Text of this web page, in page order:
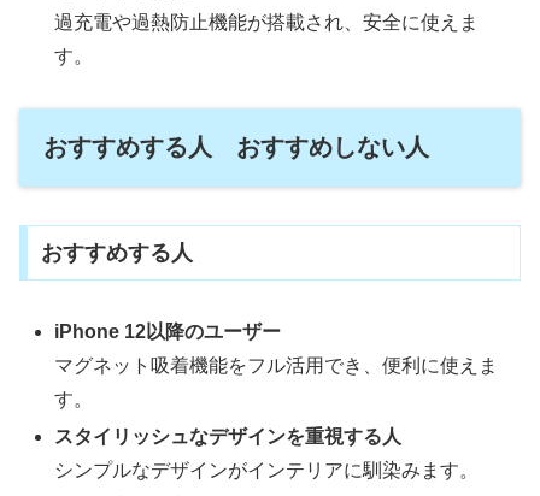
過充電や過熱防止機能が搭載され、安全に使えま
す。
おすすめする人 おすすめしない人
おすすめする人
iPhone 12以降のユーザー
マグネット吸着機能をフル活用でき、便利に使えま
す。
スタイリッシュなデザインを重視する人
シンプルなデザインがインテリアに馴染みます。